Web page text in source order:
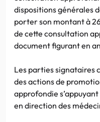
dispositions générales
porter son montant à
de cette consultation
document figurant en
Les parties signataires
des actions de
approfondie
en direction des